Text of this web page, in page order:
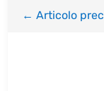
←Articolo